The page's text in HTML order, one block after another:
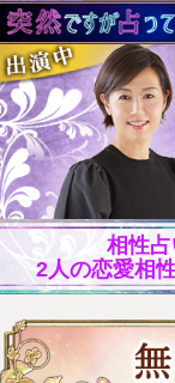
相性
2人の恋愛相